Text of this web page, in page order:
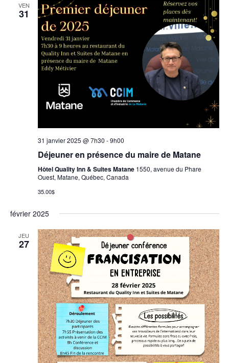
VEN
31
31 janvier 2025 @ 7h30 -9h00
Déjeuner en présence du maire de Matane
Hôtel Quality Inn & Suites Matane 1550, avenue du Phare
Ouest, Matane, Québec, Canada
35.00$
février 2025
JEU
27